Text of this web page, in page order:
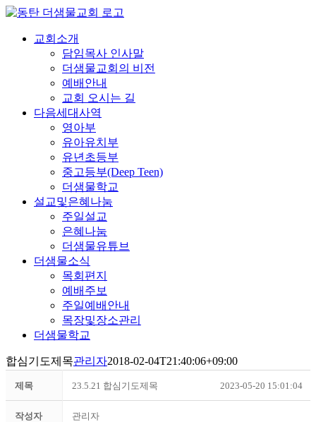
콘
교회소개
담임목사 인사말
더샘물교회의 비전
예배안내
교회 오시는 길
다음세대사역
영아부
유아유치부
유년초등부
중고등부(Deep Teen)
더샘물학교
설교및은혜나눔
주일설교
은혜나눔
더샘물유튜브
더샘물소식
목회편지
예배주보
주일예배안내
목장및장소관리
더샘물학교
합심기도제목관리자2018-02-04T21:40:06+09:00
제목 23.5.21 합심기도제목 2023-05-20 15:01:04
작성자 관리자